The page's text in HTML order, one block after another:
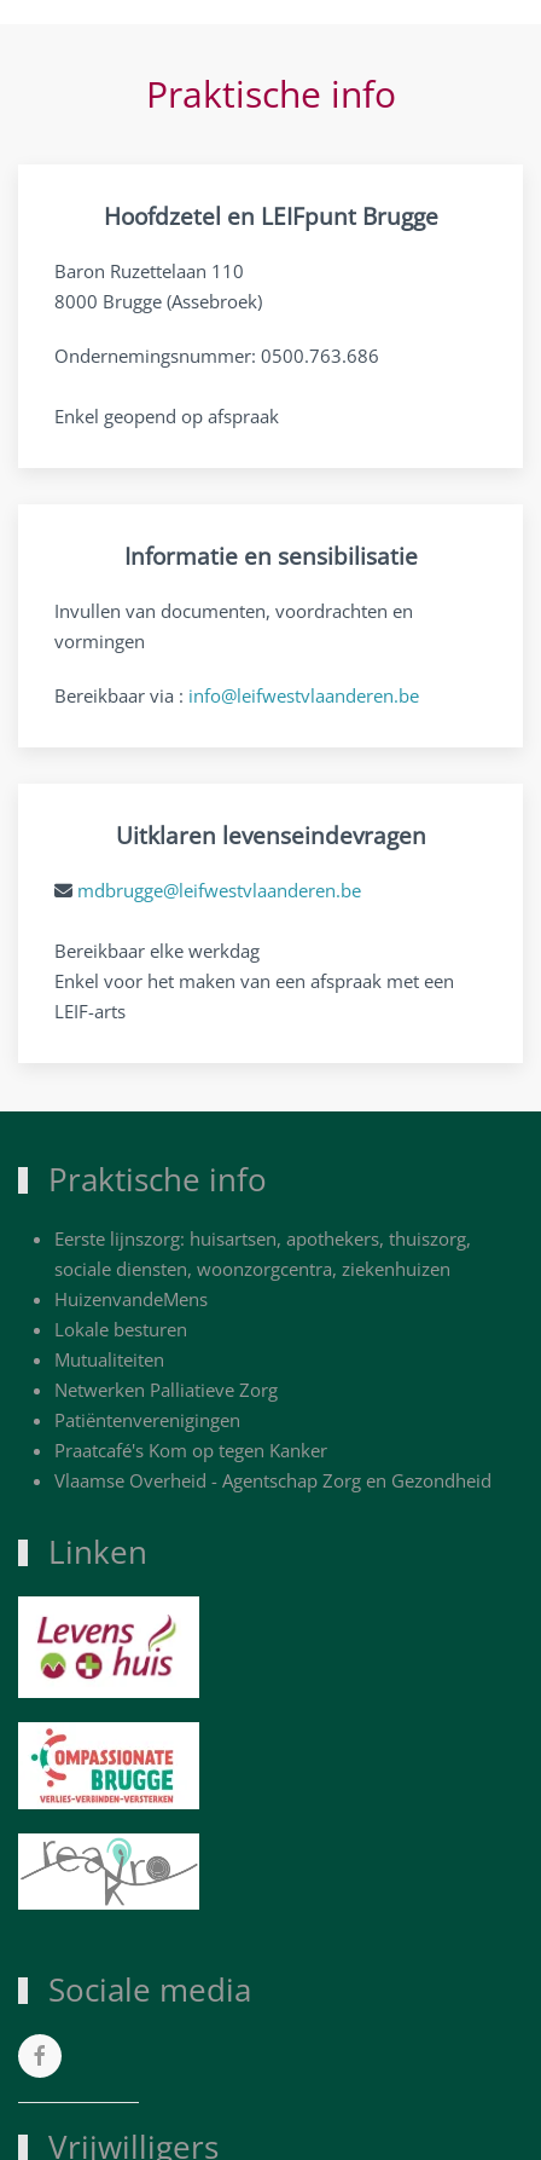
Praktische info
Hoofdzetel en LEIFpunt Brugge
Baron Ruzettelaan 110
8000 Brugge (Assebroek)
Ondernemingsnummer: 0500.763.686
Enkel geopend op afspraak
Informatie en sensibilisatie
Invullen van documenten, voordrachten en
vormingen
Bereikbaar via : info@leifwestvlaanderen.be
Uitklaren levenseindevragen
mdbrugge@leifwestvlaanderen.be
Bereikbaar elke werkdag
Enkel voor het maken van een afspraak met een
LEIF-arts
Praktische info
Eerste lijnszorg: huisartsen, apothekers, thuiszorg,
sociale diensten, woonzorgcentra, ziekenhuizen
HuizenvandeMens
Lokale besturen
Mutualiteiten
Netwerken Palliatieve Zorg
Patiëntenverenigingen
Praatcafé's Kom op tegen Kanker
Vlaamse Overheid - Agentschap Zorg en Gezondheid
Linken
Sociale media
Vrijwilligers